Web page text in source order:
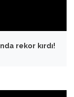
rekor kırdı!